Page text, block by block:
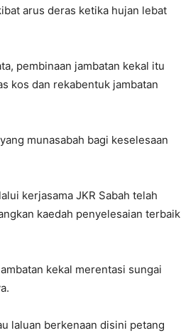
arus deras ketika hujan lebat
pembinaan jambatan kekal itu
kos dan rekabentuk jambatan
munasabah bagi keselesaan
kerjasama JKR Sabah telah
kaedah penyelesaian terbaik
kekal merentasi sungai
laluan berkenaan disini petang